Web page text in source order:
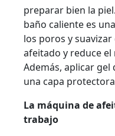
preparar bien la
baño caliente es
los poros y
afeitado y reduce
Además, aplicar
una capa
La máquina de
trabajo